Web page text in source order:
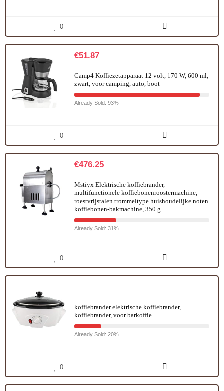
0
€51.87
Camp4 Koffiezetapparaat 12 volt, 170 W, 600 ml,
zwart, voor camping, auto, boot
Already Sold: 93%
0
€476.25
Mstiyx Elektrische koffiebrander,
multifunctionele koffiebonenroostermachine,
roestvrijstalen trommeltype huishoudelijke noten
koffiebonen-bakmachine, 350 g
Already Sold: 31%
0
koffiebrander elektrische koffiebrander,
koffiebrander, voor barkoffie
Already Sold: 20%
0